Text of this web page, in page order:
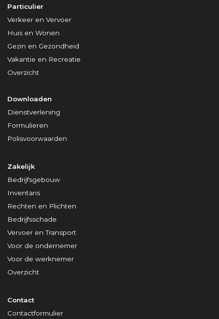
Particulier
Verkeer en Vervoer
Huis en Wonen
Gezin en Gezondheid
Vakantie en Recreatie
Overzicht
Downloaden
Dienstverlening
Formulieren
Polisvoorwaarden
Zakelijk
Bedrijfsgebouw
Inventaris
Rechten en Plichten
Bedrijfsschade
Vervoer en Transport
Voor de ondernemer
Voor de werknemer
Overzicht
Contact
Contactformulier